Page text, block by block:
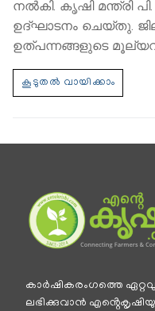
നൽകി. കൃഷി മന്ത്രി
ഉദ്ഘാടനം ചെയ്തു.
ഉത്പന്നങ്ങളുടെ
കാര്‍ഷികരംഗത്തെ
ലഭിക്കുവാന്‍